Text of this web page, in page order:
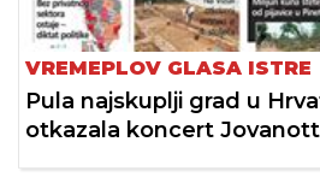
VREMEPLOV GLASA ISTRE
Pula najskuplji grad u
otkazala koncert